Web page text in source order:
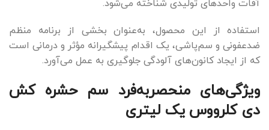
استفاده از این محصول، به‌عنوان بخشی از برنامه منظم
ضدعفونی و سم‌پاشی، یک اقدام پیشگیرانه مؤثر و درمانی است
که از ایجاد کانون‌های آلودگی جلوگیری به عمل می‌آورد.
ویژگی‌های منحصربه‌فرد سم حشره کش
دی کلرووس یک لیتری